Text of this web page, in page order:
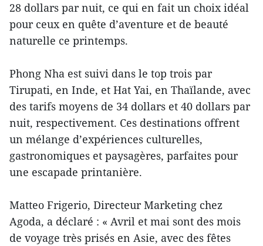
28 dollars par nuit, ce qui en fait un choix idéal
pour ceux en quête d’aventure et de beauté
naturelle ce printemps.
Phong Nha est suivi dans le top trois par
Tirupati, en Inde, et Hat Yai, en Thaïlande, avec
des tarifs moyens de 34 dollars et 40 dollars par
nuit, respectivement. Ces destinations offrent
un mélange d’expériences culturelles,
gastronomiques et paysagères, parfaites pour
une escapade printanière.
Matteo Frigerio, Directeur Marketing chez
Agoda, a déclaré : « Avril et mai sont des mois
de voyage très prisés en Asie, avec des fêtes